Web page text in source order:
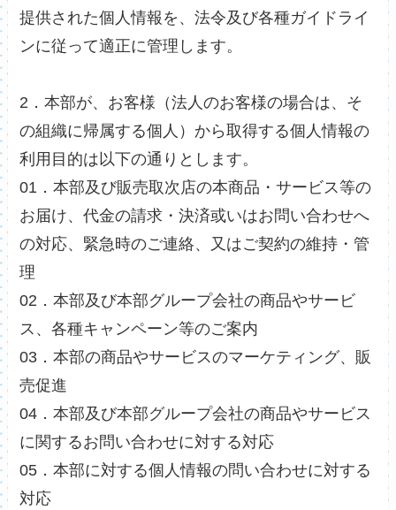
提供された個人情報を、法令及び各種ガイドライ
ンに従って適正に管理します。
2．本部が、お客様（法人のお客様の場合は、そ
の組織に帰属する個人）から取得する個人情報の
利用目的は以下の通りとします。
01．本部及び販売取次店の本商品・サービス等の
お届け、代金の請求・決済或いはお問い合わせへ
の対応、緊急時のご連絡、又はご契約の維持・管
理
02．本部及び本部グループ会社の商品やサービ
ス、各種キャンペーン等のご案内
03．本部の商品やサービスのマーケティング、販
売促進
04．本部及び本部グループ会社の商品やサービス
に関するお問い合わせに対する対応
05．本部に対する個人情報の問い合わせに対する
対応